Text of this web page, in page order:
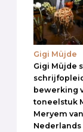
Gigi Müjde
Gigi Müjde
bewerking
toneelstuk
Meryem